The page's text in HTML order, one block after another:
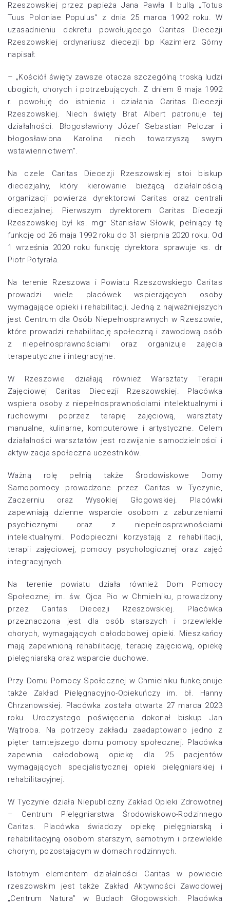
Rzeszowskiej przez papieża Jana Pawła II bullą „Totus
Tuus Poloniae Populus” z dnia 25 marca 1992 roku. W
uzasadnieniu dekretu powołującego Caritas Diecezji
Rzeszowskiej ordynariusz diecezji bp Kazimierz Górny
napisał:
– „Kościół święty zawsze otacza szczególną troską ludzi
ubogich, chorych i potrzebujących. Z dniem 8 maja 1992
r. powołuję do istnienia i działania Caritas Diecezji
Rzeszowskiej. Niech święty Brat Albert patronuje tej
działalności. Błogosławiony Józef Sebastian Pelczar i
błogosławiona Karolina niech towarzyszą swym
wstawiennictwem”.
Na czele Caritas Diecezji Rzeszowskiej stoi biskup
diecezjalny, który kierowanie bieżącą działalnością
organizacji powierza dyrektorowi Caritas oraz centrali
diecezjalnej. Pierwszym dyrektorem Caritas Diecezji
Rzeszowskiej był ks. mgr Stanisław Słowik, pełniący tę
funkcję od 26 maja 1992 roku do 31 sierpnia 2020 roku. Od
1 września 2020 roku funkcję dyrektora sprawuje ks. dr
Piotr Potyrała.
Na terenie Rzeszowa i Powiatu Rzeszowskiego Caritas
prowadzi wiele placówek wspierających osoby
wymagające opieki i rehabilitacji. Jedną z najważniejszych
jest Centrum dla Osób Niepełnosprawnych w Rzeszowie,
które prowadzi rehabilitację społeczną i zawodową osób
z niepełnosprawnościami oraz organizuje zajęcia
terapeutyczne i integracyjne.
W Rzeszowie działają również Warsztaty Terapii
Zajęciowej Caritas Diecezji Rzeszowskiej. Placówka
wspiera osoby z niepełnosprawnościami intelektualnymi i
ruchowymi poprzez terapię zajęciową, warsztaty
manualne, kulinarne, komputerowe i artystyczne. Celem
działalności warsztatów jest rozwijanie samodzielności i
aktywizacja społeczna uczestników.
Ważną rolę pełnią także Środowiskowe Domy
Samopomocy prowadzone przez Caritas w Tyczynie,
Zaczerniu oraz Wysokiej Głogowskiej. Placówki
zapewniają dzienne wsparcie osobom z zaburzeniami
psychicznymi oraz z niepełnosprawnościami
intelektualnymi. Podopieczni korzystają z rehabilitacji,
terapii zajęciowej, pomocy psychologicznej oraz zajęć
integracyjnych.
Na terenie powiatu działa również Dom Pomocy
Społecznej im. św. Ojca Pio w Chmielniku, prowadzony
przez Caritas Diecezji Rzeszowskiej. Placówka
przeznaczona jest dla osób starszych i przewlekle
chorych, wymagających całodobowej opieki. Mieszkańcy
mają zapewnioną rehabilitację, terapię zajęciową, opiekę
pielęgniarską oraz wsparcie duchowe.
Przy Domu Pomocy Społecznej w Chmielniku funkcjonuje
także Zakład Pielęgnacyjno-Opiekuńczy im. bł. Hanny
Chrzanowskiej. Placówka została otwarta 27 marca 2023
roku. Uroczystego poświęcenia dokonał biskup Jan
Wątroba. Na potrzeby zakładu zaadaptowano jedno z
pięter tamtejszego domu pomocy społecznej. Placówka
zapewnia całodobową opiekę dla 25 pacjentów
wymagających specjalistycznej opieki pielęgniarskiej i
rehabilitacyjnej.
W Tyczynie działa Niepubliczny Zakład Opieki Zdrowotnej
– Centrum Pielęgniarstwa Środowiskowo-Rodzinnego
Caritas. Placówka świadczy opiekę pielęgniarską i
rehabilitacyjną osobom starszym, samotnym i przewlekle
chorym, pozostającym w domach rodzinnych.
Istotnym elementem działalności Caritas w powiecie
rzeszowskim jest także Zakład Aktywności Zawodowej
„Centrum Natura” w Budach Głogowskich. Placówka